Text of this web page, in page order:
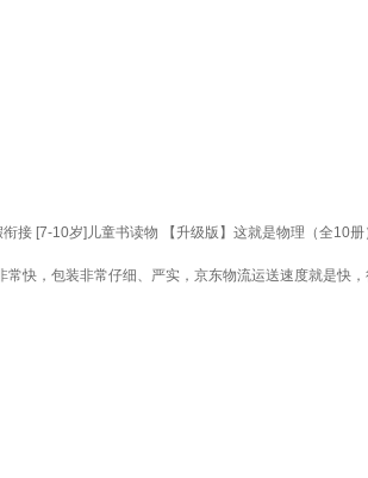
接 [7-10岁]儿童书读物 【升级版】这就是物理（全10册
，包装非常仔细、严实，京东物流运送速度就是快